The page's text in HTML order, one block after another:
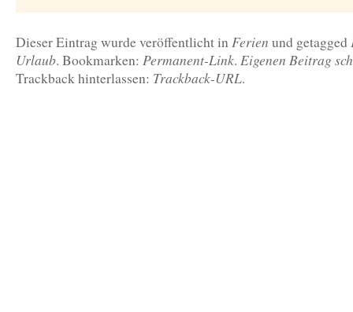
Dieser Eintrag wurde veröffentlicht inFerien und getagged
Urlaub. Bookmarken: Permanent-Link. Eigenen Beitrag
Trackback hinterlassen: Trackback-URL.